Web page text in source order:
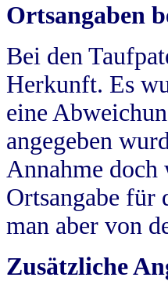
Ortsangaben
Bei den
Herkunft. Es
eine
angegeben
Annahme
Ortsangabe für
man aber von
Zusätzliche